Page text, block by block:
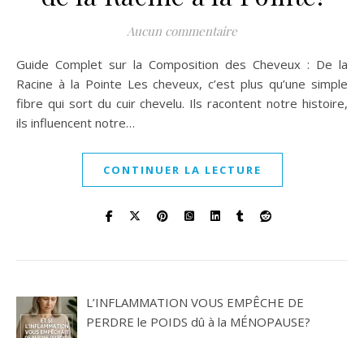
Aucun commentaire
Guide Complet sur la Composition des Cheveux : De la
Racine à la Pointe Les cheveux, c’est plus qu’une simple
fibre qui sort du cuir chevelu. Ils racontent notre histoire,
ils influencent notre…
CONTINUER LA LECTURE
L’INFLAMMATION VOUS EMPÊCHE DE
PERDRE le POIDS dû à la MÉNOPAUSE?